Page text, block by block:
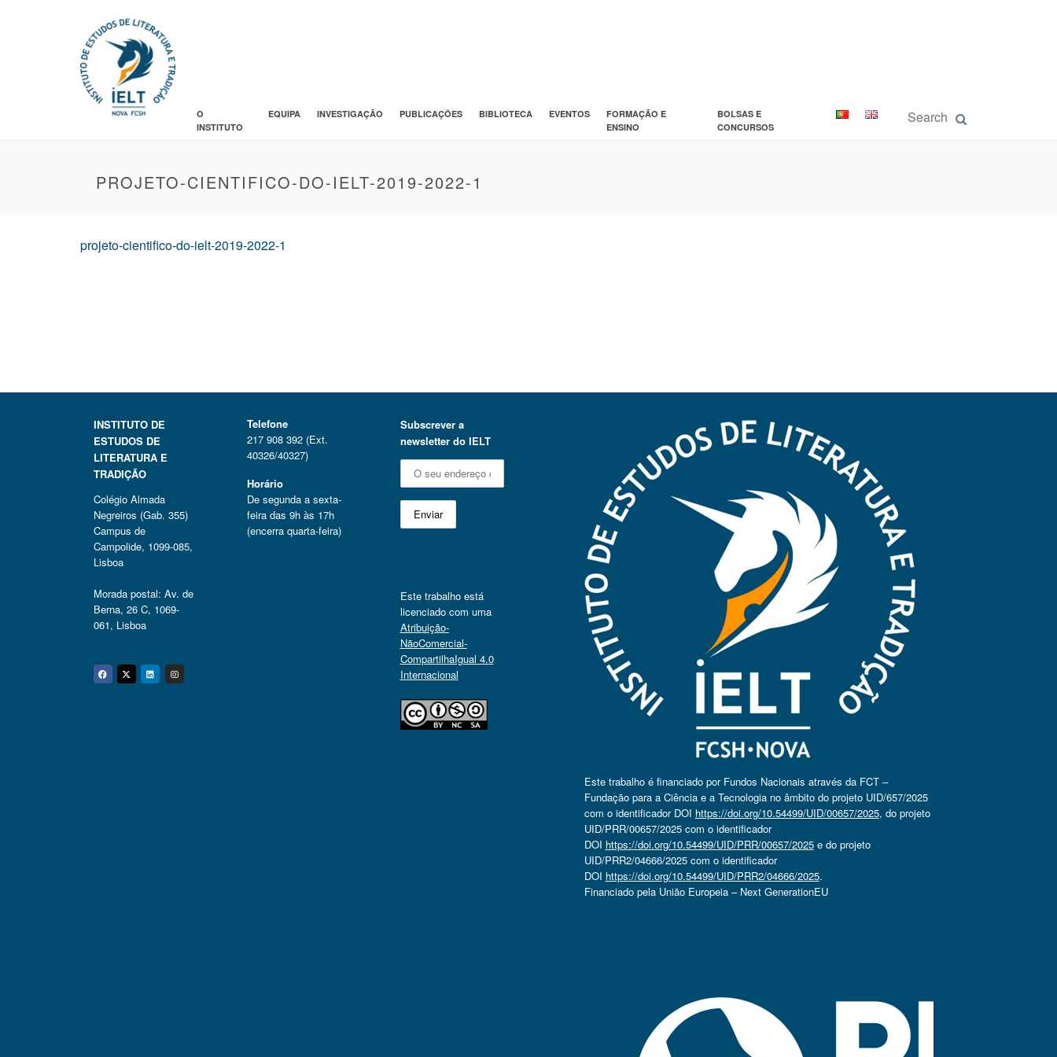
O
INSTITUTO
EQUIPA INVESTIGAÇÃO PUBLICAÇÕES BIBLIOTECA EVENTOS
FORMAÇÃO E
ENSINO
BOLSAS E
CONCURSOS
PROJETO-CIENTIFICO-DO-IELT-2019-2022-1
projeto-cientifico-do-ielt-2019-2022-1
INSTITUTO DE
ESTUDOS DE
LITERATURA E
TRADIÇÃO
Colégio Almada
Negreiros (Gab. 355)
Campus de
Campolide, 1099-085,
Lisboa
Morada postal: Av. de
Berna, 26 C, 1069-
061, Lisboa
Facebook
Twitter
Linkedin
Instagram
Telefone
217 908 392 (Ext.
40326/40327)
Horário
De segunda a sexta-
feira das 9h às 17h
(encerra quarta-feira)
Subscrever a
newsletter do IELT
Este trabalho está
licenciado com uma
Atribuição-
NãoComercial-
CompartilhaIgual 4.0
Internacional
Este trabalho é financiado por Fundos Nacionais através da FCT –
Fundação para a Ciência e a Tecnologia no âmbito do projeto UID/657/2025
com o identificador DOI https://doi.org/10.54499/UID/00657/2025, do projeto
UID/PRR/00657/2025 com o identificador
DOI https://doi.org/10.54499/UID/PRR/00657/2025e do projeto
UID/PRR2/04666/2025 com o identificador
DOI https://doi.org/10.54499/UID/PRR2/04666/2025.
Financiado pela União Europeia – Next GenerationEU